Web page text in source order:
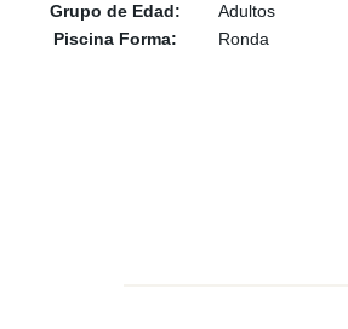
Grupo de Edad:
Adultos
Piscina Forma:
Ronda